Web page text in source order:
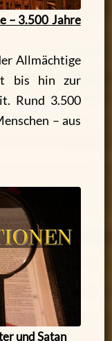
– 3.500 Jahre
Allmächtige
bis hin zur
Rund 3.500
– aus
und Satan